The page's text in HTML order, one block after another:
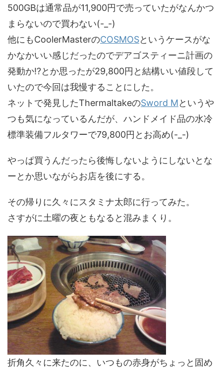
500GBは通常品が11,900円で売っていたがなんかつ
まらないので買わない(-_-)
他にもCoolerMasterのCOSMOSというケースがな
かなかいい感じだったのでデアゴスティーニ計画の
発動か!?とか思ったが29,800円と結構いい値段して
いたので今回は我慢することにした。
ネットで発見したThermaltakeのSword Mというや
つも気になっているんだが、ハンドメイド品の水冷
標準装備フルタワーで79,800円とお高め(-_-)
やっぱ買うんだったら後悔しないようにしないとな
ーとか思いながらお店を後にする。
その帰りに久々にスタミナ太郎に行ってみた。
さすがに土曜の夜ともなると混みまくり。
折角久々に来たのに、いつもの赤身がちょっと固め